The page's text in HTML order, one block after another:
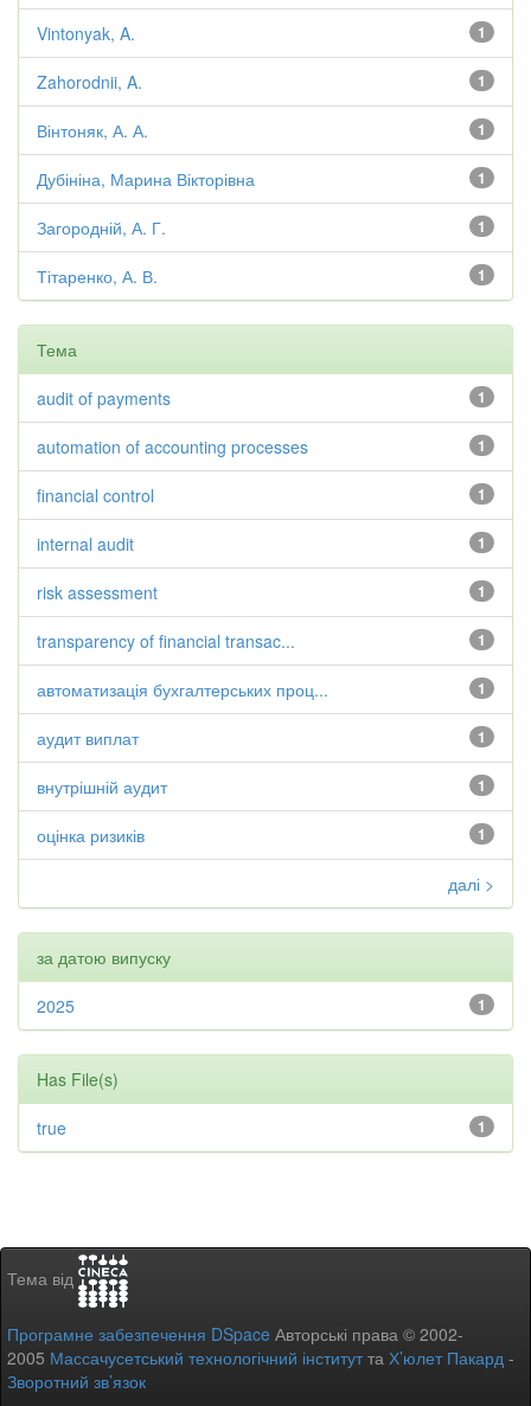
1
Vintonyak, A.
1
Zahorodnii, A.
1
Вінтоняк, А. А.
1
Дубініна, Марина Вікторівна
1
Загородній, А. Г.
1
Тітаренко, А. В.
Тема
1
audit of payments
1
automation of accounting processes
1
financial control
1
internal audit
1
risk assessment
1
transparency of financial transac...
1
автоматизація бухгалтерських проц...
1
аудит виплат
1
внутрішній аудит
1
оцінка ризиків
далі >
за датою випуску
1
2025
Has File(s)
1
true
Тема від
Програмне забезпечення DSpace Авторські права © 2002-
2005 Массачусетський технологічний інститутта Х’юлет Пакард -
Зворотний зв’язок